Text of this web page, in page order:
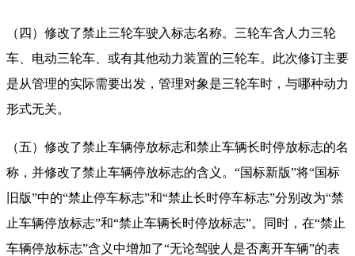
（四）修改了禁止三轮车驶入标志名称。三轮车含人力三轮
车、电动三轮车、或有其他动力装置的三轮车。此次修订主要
是从管理的实际需要出发，管理对象是三轮车时，与哪种动力
形式无关。
（五）修改了禁止车辆停放标志和禁止车辆长时停放标志的名
称，并修改了禁止车辆停放标志的含义。“国标新版”将“国标
旧版”中的“禁止停车标志”和“禁止长时停车标志”分别改为“禁
止车辆停放标志”和“禁止车辆长时停放标志”。同时，在“禁止
车辆停放标志”含义中增加了“无论驾驶人是否离开车辆”的表